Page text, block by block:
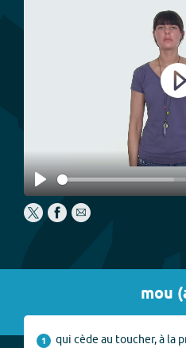
Play
mou (
1
qui cède au toucher, à la